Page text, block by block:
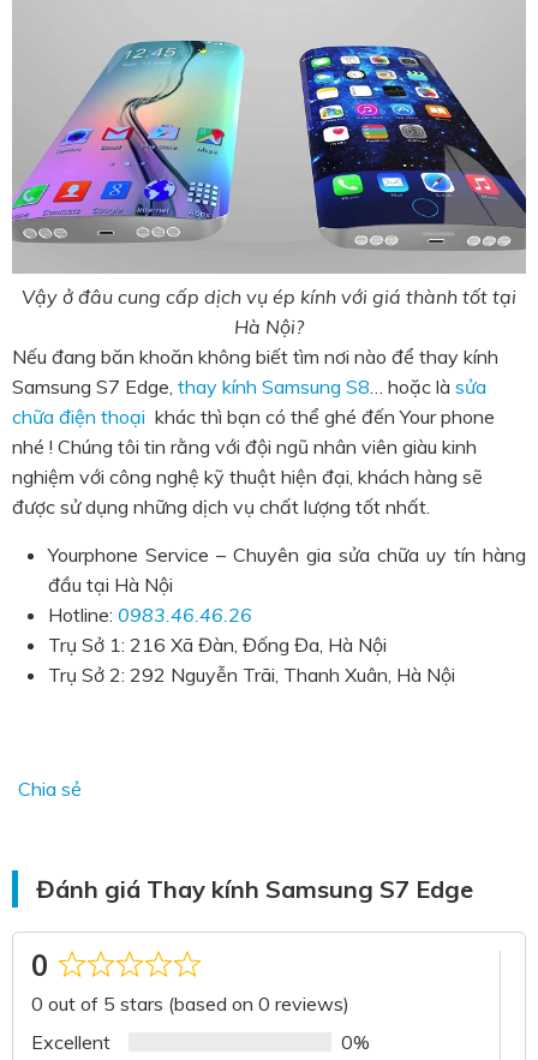
Vậy ở đâu cung cấp dịch vụ ép kính với giá thành tốt tại
Hà Nội?
Nếu đang băn khoăn không biết tìm nơi nào để thay kính
Samsung S7 Edge, thay kính Samsung S8… hoặc là sửa
chữa điện thoại khác thì bạn có thể ghé đến Your phone
nhé ! Chúng tôi tin rằng với đội ngũ nhân viên giàu kinh
nghiệm với công nghệ kỹ thuật hiện đại, khách hàng sẽ
được sử dụng những dịch vụ chất lượng tốt nhất.
Yourphone Service – Chuyên gia sửa chữa uy tín hàng
đầu tại Hà Nội
Hotline: 0983.46.46.26
Trụ Sở 1: 216 Xã Đàn, Đống Đa, Hà Nội
Trụ Sở 2: 292 Nguyễn Trãi, Thanh Xuân, Hà Nội
Chia sẻ
Đánh giá Thay kính Samsung S7 Edge
0
Rated
0
out
0 out of 5 stars (based on 0 reviews)
Excellent
0%